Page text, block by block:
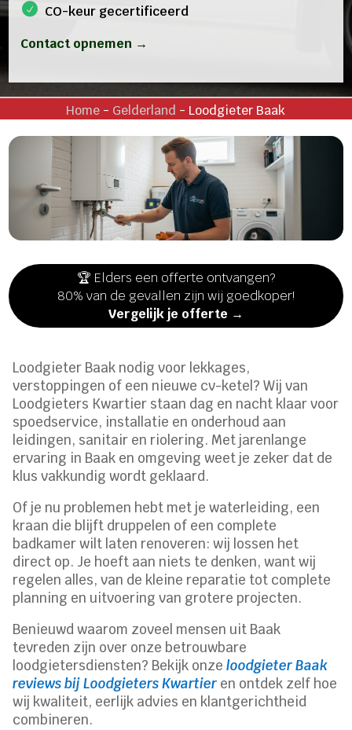
CO-keur gecertificeerd
Contact opnemen →
Home - Gelderland - Loodgieter Baak
🏆 Elders een offerte ontvangen?
80% van de gevallen zijn wij goedkoper!
Vergelijk je offerte →
Loodgieter Baak nodig voor lekkages,
verstoppingen of een nieuwe cv-ketel? Wij van
Loodgieters Kwartier staan dag en nacht klaar voor
spoedservice, installatie en onderhoud aan
leidingen, sanitair en riolering. Met jarenlange
ervaring in Baak en omgeving weet je zeker dat de
klus vakkundig wordt geklaard.
Of je nu problemen hebt met je waterleiding, een
kraan die blijft druppelen of een complete
badkamer wilt laten renoveren: wij lossen het
direct op. Je hoeft aan niets te denken, want wij
regelen alles, van de kleine reparatie tot complete
planning en uitvoering van grotere projecten.
Benieuwd waarom zoveel mensen uit Baak
tevreden zijn over onze betrouwbare
loodgietersdiensten? Bekijk onzeloodgieter Baak
reviews bij Loodgieters Kwartier en ontdek zelf hoe
wij kwaliteit, eerlijk advies en klantgerichtheid
combineren.